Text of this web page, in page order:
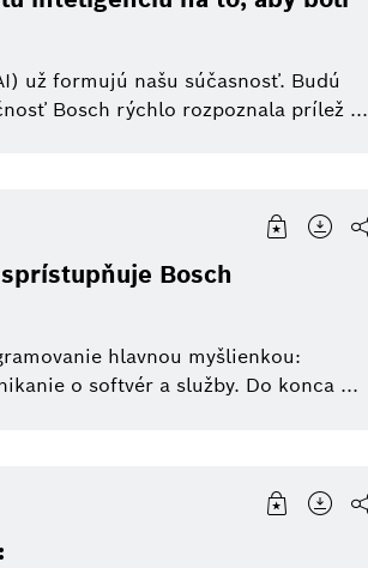
už formujú našu súčasnosť. Budú
Bosch rýchlo rozpoznala prílež ...
Bosch
hlavnou myšlienkou:
o softvér a služby. Do konca ...